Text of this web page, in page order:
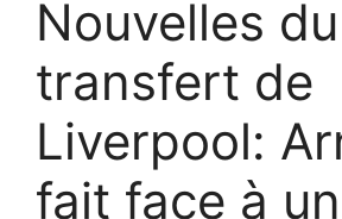
Nouvelles du
transfert de
Liverpool:
fait face à